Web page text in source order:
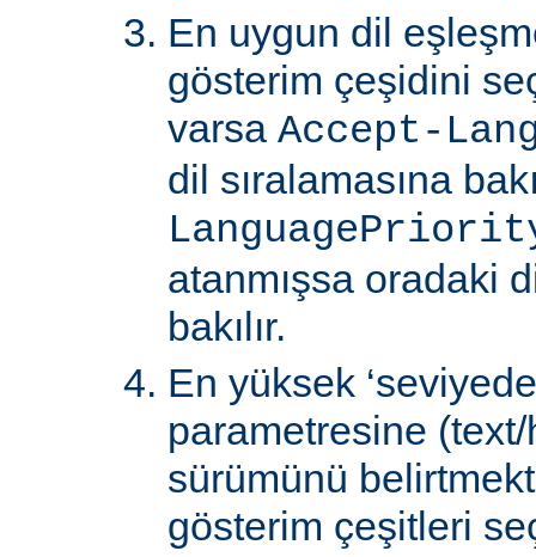
En uygun dil
gösterim çeşidini
varsa Accept-
dil sıralamasına
atanmışsa oradaki
bakılır.
En yüksek
parametresine
sürümünü
gösterim çeşitleri